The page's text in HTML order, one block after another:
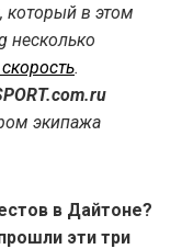
который в этом
несколько
.
экипажа
в Дайтоне?
эти три